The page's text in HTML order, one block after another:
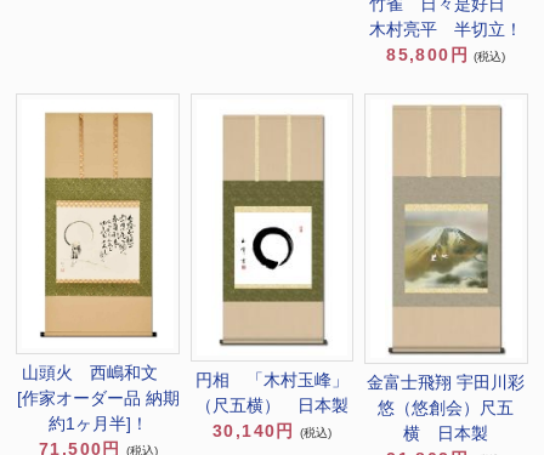
木村亮平 半切立！
85,800円
(税込)
山頭火 西嶋和文
[作家オーダー品 納期
約1ヶ月半]！
71,500円
(税込)
円相 「木村玉峰」
（尺五横） 日本製
30,140円
(税込)
金富士飛翔 宇田川彩
悠（悠創会）尺五
横 日本製